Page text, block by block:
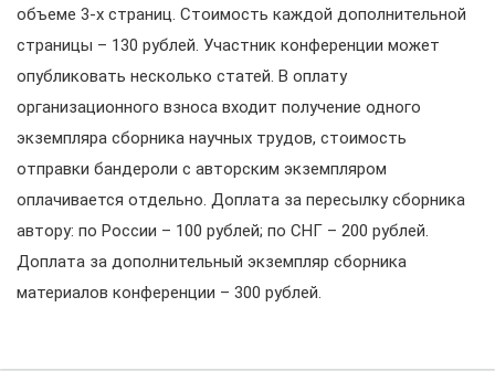
объеме 3-х страниц. Стоимость каждой дополнительной
страницы – 130 рублей. Участник конференции может
опубликовать несколько статей. В оплату
организационного взноса входит получение одного
экземпляра сборника научных трудов, стоимость
отправки бандероли с авторским экземпляром
оплачивается отдельно. Доплата за пересылку сборника
автору: по России – 100 рублей; по СНГ – 200 рублей.
Доплата за дополнительный экземпляр сборника
материалов конференции – 300 рублей.